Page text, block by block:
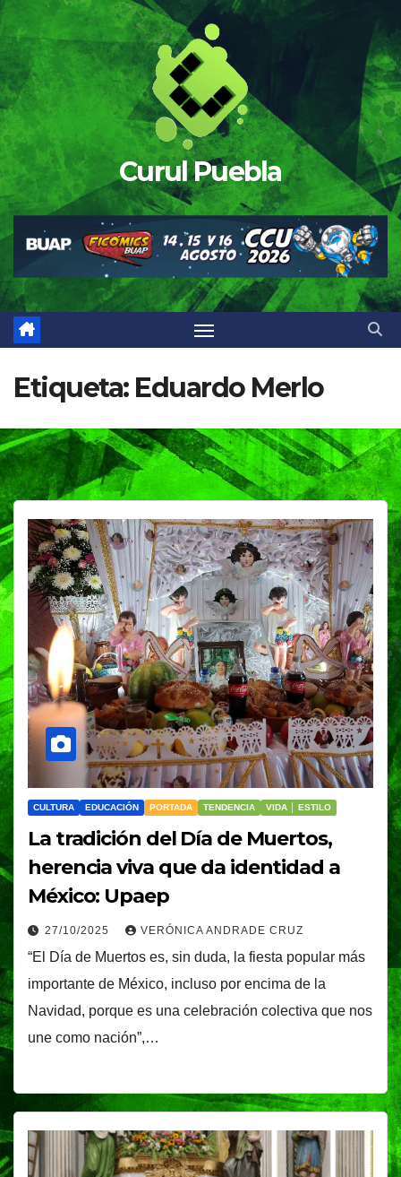
Saltar
al
contenido
Curul Puebla
Etiqueta: Eduardo Merlo
CULTURA EDUCACIÓN PORTADA TENDENCIA VIDA │ ESTILO
La tradición del Día de Muertos,
herencia viva que da identidad a
México: Upaep
27/10/2025 VERÓNICA ANDRADE CRUZ
“El Día de Muertos es, sin duda, la fiesta popular más
importante de México, incluso por encima de la
Navidad, porque es una celebración colectiva que nos
une como nación”,…